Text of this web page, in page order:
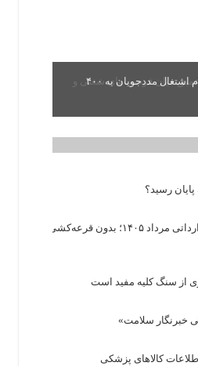
ضرورت افزایش سقف وام اشتغال مددجویان به ۴۰۰
رسید؟
فروش فوری خودروهای وارداتی مرداد ۱۴۰۵؛ بدون قرعه‌کشی
از سنگ کلیه مفید است
خبرنگار سلامت»